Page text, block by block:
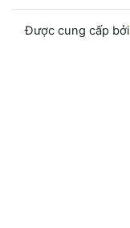
Được cung cấp bởi